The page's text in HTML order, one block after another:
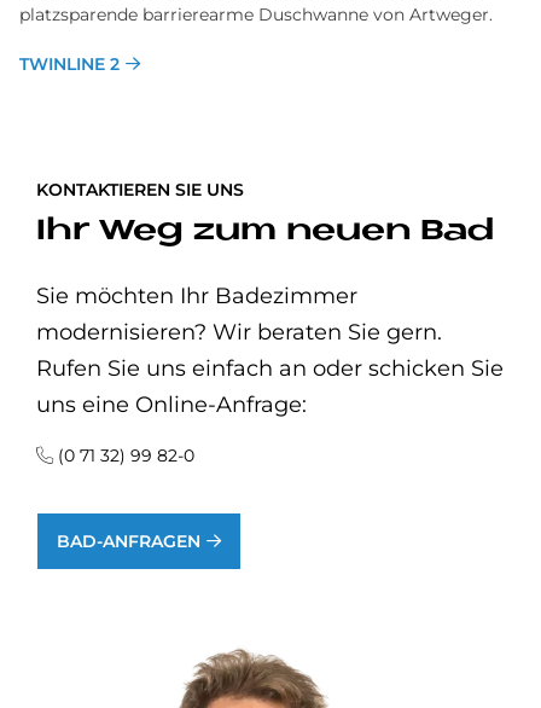
platzsparende barrierearme Duschwanne von Artweger.
TWINLINE 2
KONTAKTIEREN SIE UNS
Ihr Weg zum neuen Bad
Sie möchten Ihr Badezimmer
modernisieren? Wir beraten Sie gern.
Rufen Sie uns einfach an oder schicken Sie
uns eine Online-Anfrage:
(0 71 32) 99 82-0
BAD-ANFRAGEN